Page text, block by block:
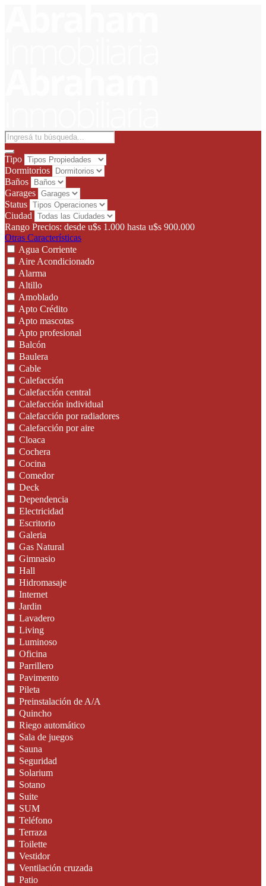
Tipo
Dormitorios
Baños
Garages
Status
Ciudad
Rango Precios: desde u$s 1.000 hasta u$s 900.000
Otras Características
Agua Corriente
Aire Acondicionado
Alarma
Altillo
Amoblado
Apto Crédito
Apto mascotas
Apto profesional
Balcón
Baulera
Cable
Calefacción
Calefacción central
Calefacción individual
Calefacción por radiadores
Calefacción por aire
Cloaca
Cochera
Cocina
Comedor
Deck
Dependencia
Electricidad
Escritorio
Galeria
Gas Natural
Gimnasio
Hall
Hidromasaje
Internet
Jardin
Lavadero
Living
Luminoso
Oficina
Parrillero
Pavimento
Pileta
Preinstalación de A/A
Quincho
Riego automático
Sala de juegos
Sauna
Seguridad
Solarium
Sotano
Suite
SUM
Teléfono
Terraza
Toilette
Vestidor
Ventilación cruzada
Patio